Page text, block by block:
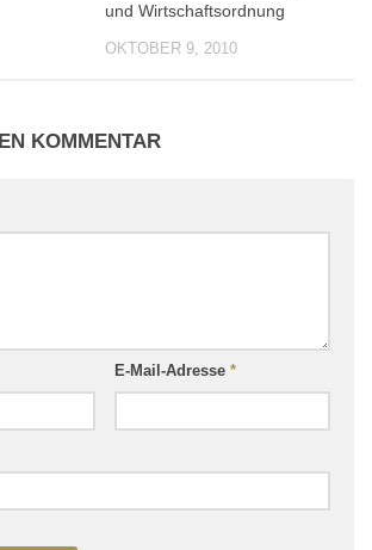
und Wirtschaftsordnung
OKTOBER 9, 2010
KOMMENTAR
E-Mail-Adresse *